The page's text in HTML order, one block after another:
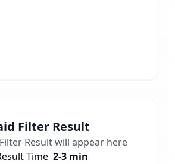
Filter Result
Result will appear here
Time 2-3 min